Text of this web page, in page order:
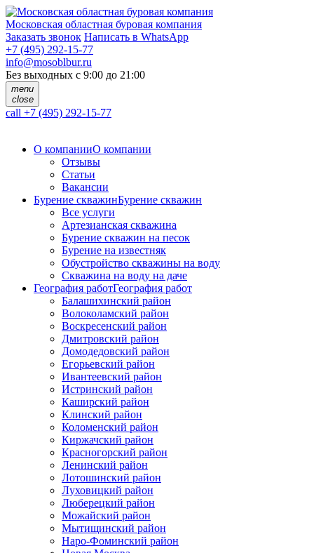
Московская областная буровая компания
Заказать звонок Написать в WhatsApp
+7 (495) 292-15-77
info@mosoblbur.ru
Без выходных с 9:00 до 21:00
menu
close
call +7 (495) 292-15-77
О компанииО компании
Отзывы
Статьи
Вакансии
Бурение скважинБурение скважин
Все услуги
Артезианская скважина
Бурение скважин на песок
Бурение на известняк
Обустройство скважины на воду
Скважина на воду на даче
География работГеография работ
Балашихинский район
Волоколамский район
Воскресенский район
Дмитровский район
Домодедовский район
Егорьевский район
Ивантеевский район
Истринский район
Каширский район
Клинский район
Коломенский район
Киржачский район
Красногорский район
Ленинский район
Лотошинский район
Луховицкий район
Люберецкий район
Можайский район
Мытищинский район
Наро-Фоминский район